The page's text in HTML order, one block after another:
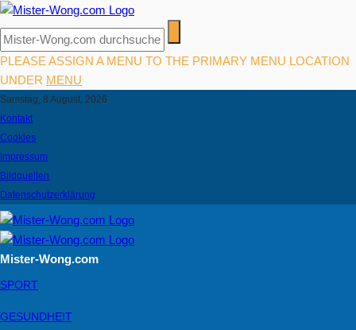
PLEASE ASSIGN A MENU TO THE PRIMARY MENU LOCATION
UNDER MENU
Samstag, 8 August, 2026
Kontakt
Cookies
Impressum
Bildquellen
Datenschutzerklärung
Mister-Wong.com
SPORT
GESUNDHEIT